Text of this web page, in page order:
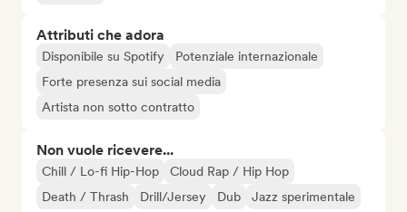
Attributi che adora
Disponibile su Spotify
Potenziale internazionale
Forte presenza sui social media
Artista non sotto contratto
Non vuole ricevere...
Chill / Lo-fi Hip-Hop
Cloud Rap / Hip Hop
Death / Thrash
Drill/Jersey Dub
Jazz sperimentale